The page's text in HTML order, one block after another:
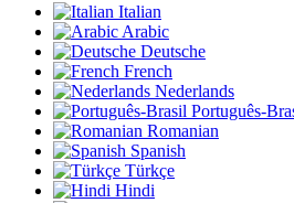
Italian
Arabic
Deutsche
French
Nederlands
Português-
Romanian
Spanish
Türkçe
Hindi